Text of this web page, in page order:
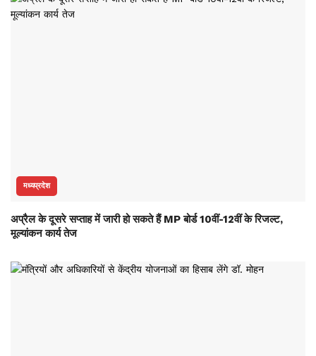
मध्यप्रदेश
अप्रैल के दूसरे सप्ताह में जारी हो सकते हैं MP बोर्ड 10वीं-12वीं के रिजल्ट,
मूल्यांकन कार्य तेज